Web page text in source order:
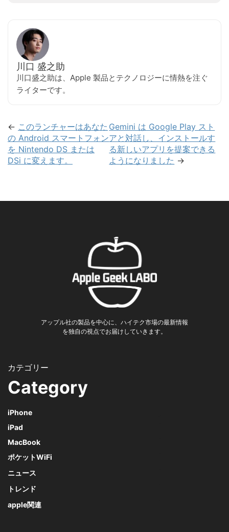
川口 盛之助
川口盛之助は、Apple 製品とテクノロジーに情熱を注ぐ
ライターです。
← このランチャーはあなた
の Android スマートフォン
を Nintendo DS または
DSi に変えます。
Gemini は Google Play スト
アと対話し、インストールす
る新しいアプリを提案できる
ようになりました →
アップル社の製品を中心に、ハイテク市場の最新情報
を独自の視点でお届けしていきます。
Category
iPhone
iPad
MacBook
ポケットWiFi
ニュース
トレンド
apple関連